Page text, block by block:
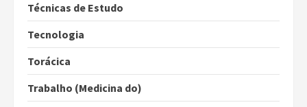
Técnicas de Estudo
Tecnologia
Torácica
Trabalho (Medicina do)